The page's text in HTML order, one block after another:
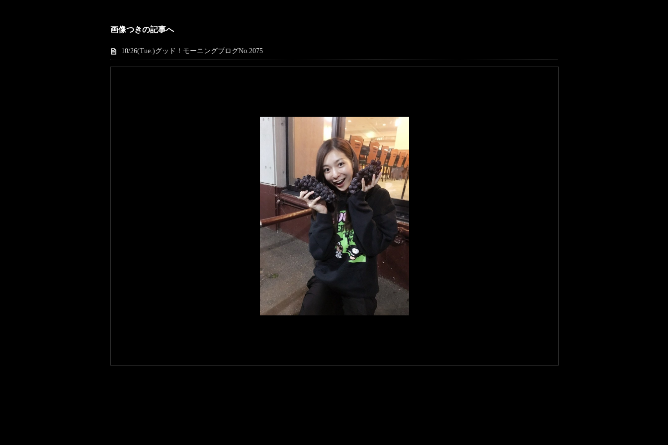
画像つきの記事へ
10/26(Tue.)グッド！モーニングブログNo.2075